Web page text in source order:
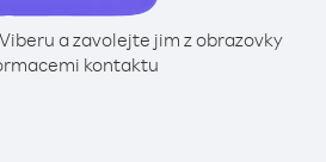
a zavolejte jim z obrazovky
kontaktu